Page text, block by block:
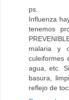
ps.
Influenza
tenemos
malaria y
culeiformes
agua, etc.
basura,
reflejo de